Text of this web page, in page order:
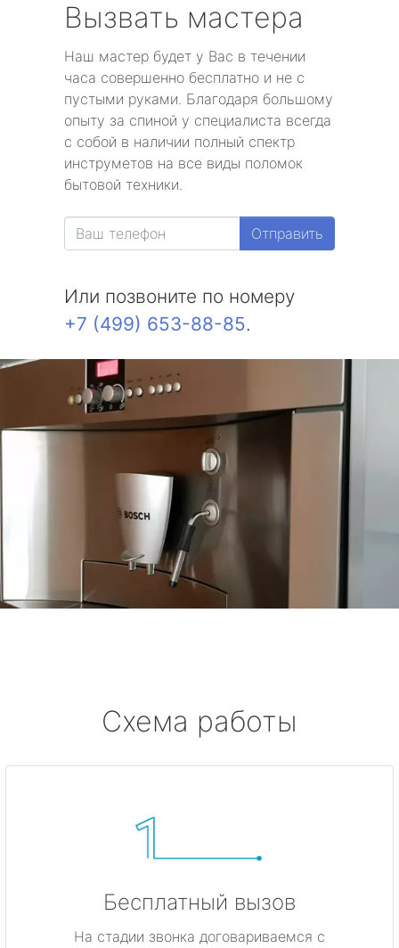
Вызвать мастера
Наш мастер будет у Вас в течении
часа совершенно бесплатно и не с
пустыми руками. Благодаря большому
опыту за спиной у специалиста всегда
с собой в наличии полный спектр
инструметов на все виды поломок
бытовой техники.
Отправить
Или позвоните по номеру
+7 (499) 653-88-85.
Схема работы
Бесплатный вызов
На стадии звонка договариваемся с